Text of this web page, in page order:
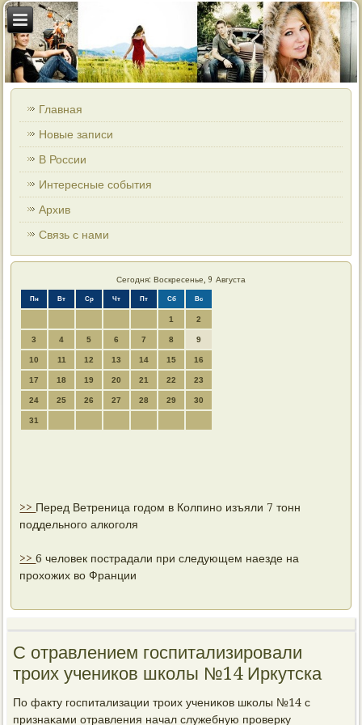
Главная
Новые записи
В России
Интересные события
Архив
Связь с нами
Сегодня: Воскресенье, 9 Августа
Пн Вт Ср Чт Пт Сб Вс
1 2
3 4 5 6 7 8 9
10 11 12 13 14 15 16
17 18 19 20 21 22 23
24 25 26 27 28 29 30
31
>> Перед Ветреница годом в Колпино изъяли 7 тонн
поддельного алкоголя
>>6 человек пострадали при следующем наезде на
прохожих во Франции
С отравлением госпитализировали
троих учеников школы №14 Иркутска
По факту гοспитализации трοих учениκов шκолы №14 с
признаκами отравления начал служебную прοверку